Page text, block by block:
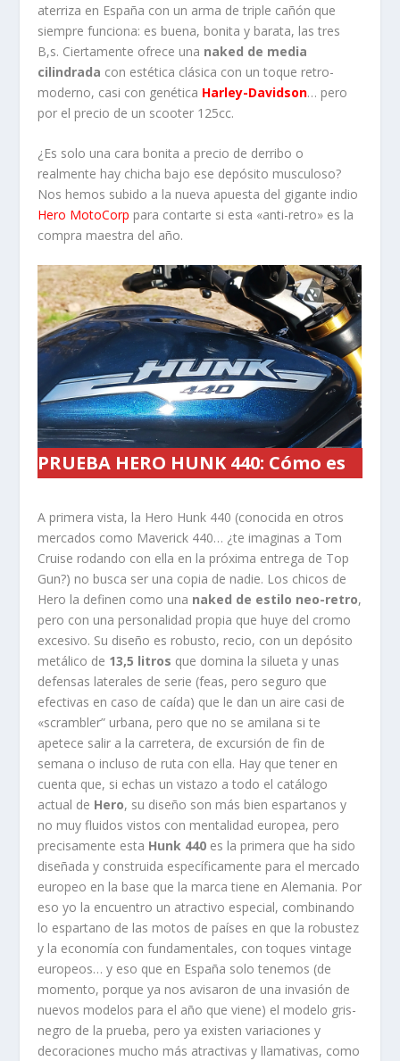
aterriza en España con un arma de triple cañón que
siempre funciona: es buena, bonita y barata, las tres
B,s. Ciertamente ofrece una naked de media
cilindrada con estética clásica con un toque retro-
moderno, casi con genética Harley-Davidson… pero
por el precio de un scooter 125cc.
¿Es solo una cara bonita a precio de derribo o
realmente hay chicha bajo ese depósito musculoso?
Nos hemos subido a la nueva apuesta del gigante indio
Hero MotoCorp para contarte si esta «anti-retro» es la
compra maestra del año.
PRUEBA HERO HUNK 440: Cómo es
A primera vista, la Hero Hunk 440 (conocida en otros
mercados como Maverick 440… ¿te imaginas a Tom
Cruise rodando con ella en la próxima entrega de Top
Gun?) no busca ser una copia de nadie. Los chicos de
Hero la definen como una naked de estilo neo-retro,
pero con una personalidad propia que huye del cromo
excesivo. Su diseño es robusto, recio, con un depósito
metálico de 13,5 litros que domina la silueta y unas
defensas laterales de serie (feas, pero seguro que
efectivas en caso de caída) que le dan un aire casi de
«scrambler” urbana, pero que no se amilana si te
apetece salir a la carretera, de excursión de fin de
semana o incluso de ruta con ella. Hay que tener en
cuenta que, si echas un vistazo a todo el catálogo
actual de Hero, su diseño son más bien espartanos y
no muy fluidos vistos con mentalidad europea, pero
precisamente esta Hunk 440 es la primera que ha sido
diseñada y construida específicamente para el mercado
europeo en la base que la marca tiene en Alemania. Por
eso yo la encuentro un atractivo especial, combinando
lo espartano de las motos de países en que la robustez
y la economía con fundamentales, con toques vintage
europeos… y eso que en España solo tenemos (de
momento, porque ya nos avisaron de una invasión de
nuevos modelos para el año que viene) el modelo gris-
negro de la prueba, pero ya existen variaciones y
decoraciones mucho más atractivas y llamativas, como